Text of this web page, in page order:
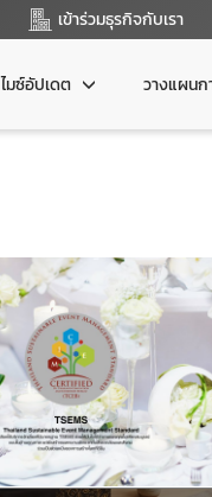
เข้าร่วมธุรกิจกับเรา
ไมซ์อัปเดต วางแผน